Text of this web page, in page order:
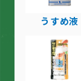
うすめ液